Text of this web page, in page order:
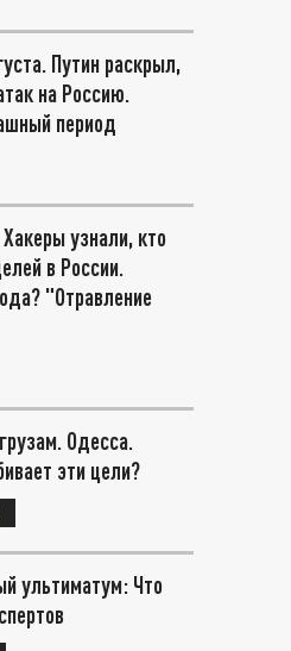
Путин раскрыл,
на Россию.
период
узнали, кто
в России.
"Отравление
Одесса.
эти цели?
ультиматум: Что